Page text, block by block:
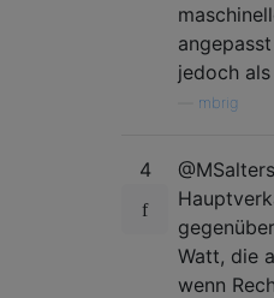
jedoch
mbrig
4
Watt, die
wenn